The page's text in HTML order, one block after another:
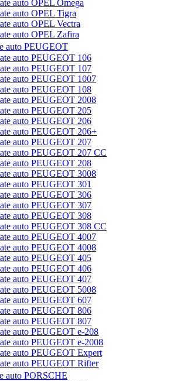
auto OPEL Omega
auto OPEL Tigra
auto OPEL Vectra
auto OPEL Zafira
auto PEUGEOT
auto PEUGEOT 106
auto PEUGEOT 107
auto PEUGEOT 1007
auto PEUGEOT 108
auto PEUGEOT 2008
auto PEUGEOT 205
auto PEUGEOT 206
auto PEUGEOT 206+
auto PEUGEOT 207
auto PEUGEOT 207 CC
auto PEUGEOT 208
auto PEUGEOT 3008
auto PEUGEOT 301
auto PEUGEOT 306
auto PEUGEOT 307
auto PEUGEOT 308
auto PEUGEOT 308 CC
auto PEUGEOT 4007
auto PEUGEOT 4008
auto PEUGEOT 405
auto PEUGEOT 406
auto PEUGEOT 407
auto PEUGEOT 5008
auto PEUGEOT 607
auto PEUGEOT 806
auto PEUGEOT 807
auto PEUGEOT e-208
auto PEUGEOT e-2008
auto PEUGEOT Expert
auto PEUGEOT Rifter
auto PORSCHE